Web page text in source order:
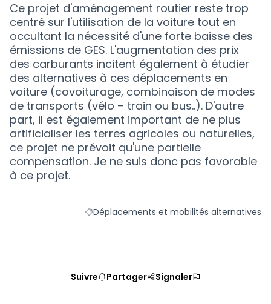
Ce projet d'aménagement routier reste trop
centré sur l'utilisation de la voiture tout en
occultant la nécessité d'une forte baisse des
émissions de GES. L'augmentation des prix
des carburants incitent également à étudier
des alternatives à ces déplacements en
voiture (covoiturage, combinaison de modes
de transports (vélo – train ou bus..). D'autre
part, il est également important de ne plus
artificialiser les terres agricoles ou naturelles,
ce projet ne prévoit qu'une partielle
compensation. Je ne suis donc pas favorable
à ce projet.
Filtrer les résultats de la catégorie :
Déplacements et mobilités alternatives
Suivre Partager Signaler